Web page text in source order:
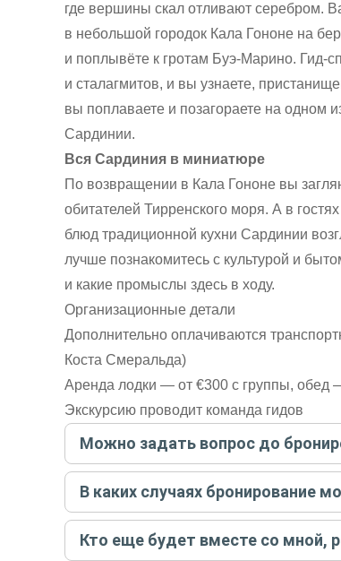
где вершины скал отливают серебром.
в небольшой городок Кала Гононе на
и поплывёте к гротам Буэ-Марино. Гид-
и сталагмитов, и вы узнаете,
вы поплаваете и позагораете на одном
Сардинии.
Вся Сардиния в миниатюре
По возвращении в Кала Гононе вы
обитателей Тирренского моря. А в
блюд традиционной кухни Сардинии
лучше познакомитесь с культурой и
и какие промыслы здесь в ходу.
Организационные детали
Дополнительно оплачиваются
Коста Смеральда)
Аренда лодки — от €300 с группы, обед
Экскурсию проводит команда гидов
Можно задать вопрос до
Достаточно перейти по ссылке «Задать
бронируйте экскурсию.Задать вопрос.
В каких случаях бронирование
Только в случае неблагоприятных
вас об отмене, а мы вернем предоплату на
Кто еще будет вместе со мной,